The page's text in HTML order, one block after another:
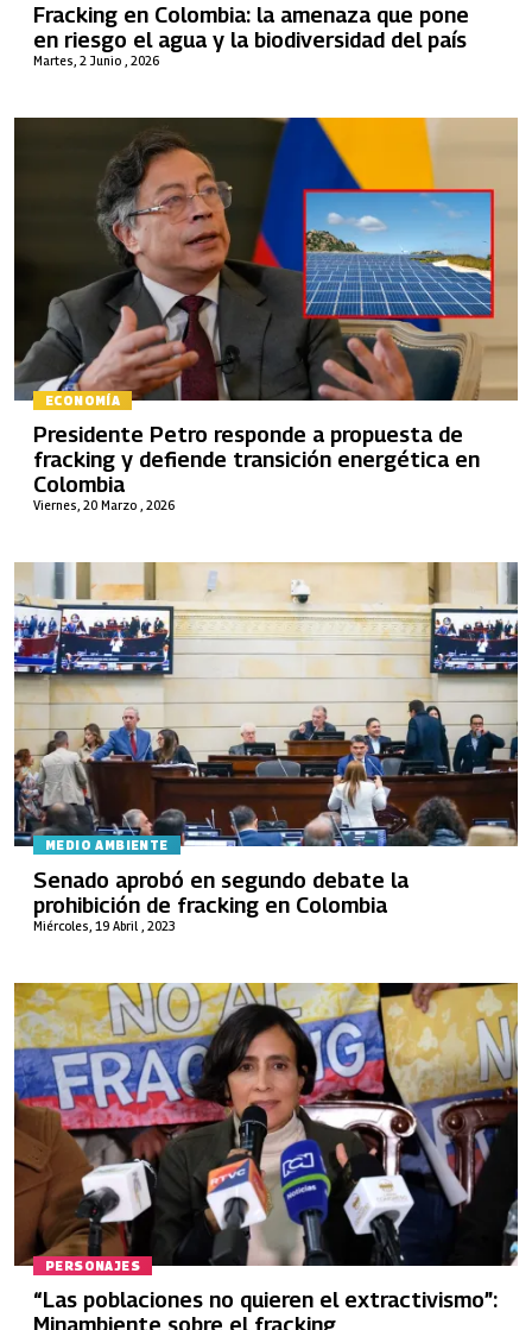
Martes, 2 Junio , 2026
Fracking en Colombia: la amenaza que pone
en riesgo el agua y la biodiversidad del país
ECONOMÍA
Viernes, 20 Marzo , 2026
Presidente Petro responde a propuesta de
fracking y defiende transición energética en
Colombia
MEDIO AMBIENTE
Miércoles, 19 Abril , 2023
Senado aprobó en segundo debate la
prohibición de fracking en Colombia
PERSONAJES
“Las poblaciones no quieren el extractivismo”:
Minambiente sobre el fracking